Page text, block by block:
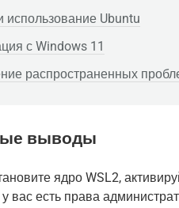
использование Ubuntu
с Windows 11
распространенных
выводы
ядро ​​WSL2,
у вас есть права